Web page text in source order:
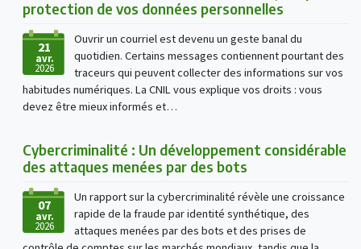
protection de vos données personnelles
21
avr.
2026
Ouvrir un courriel est devenu un geste banal du
quotidien. Certains messages contiennent pourtant des
traceurs qui peuvent collecter des informations sur vos
habitudes numériques. La CNIL vous explique vos droits : vous
devez être mieux informés et…
Cybercriminalité : Un développement considérable
des attaques menées par des bots
07
avr.
2026
Un rapport sur la cybercriminalité révèle une croissance
rapide de la fraude par identité synthétique, des
attaques menées par des bots et des prises de